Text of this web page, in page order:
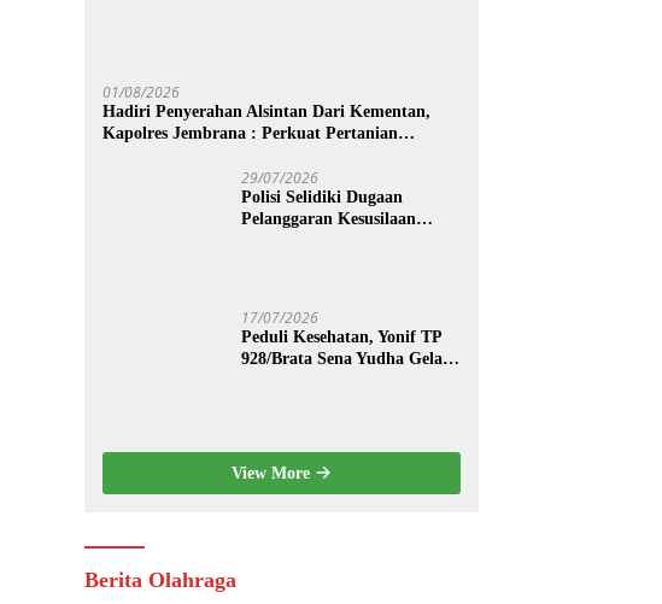
01/08/2026
Hadiri Penyerahan Alsintan Dari Kementan,
Kapolres Jembrana : Perkuat Pertanian
29/07/2026
Polisi Selidiki Dugaan
Pelanggaran Kesusilaan
17/07/2026
Peduli Kesehatan, Yonif TP
928/Brata Sena Yudha Gelar
View More
Berita Olahraga